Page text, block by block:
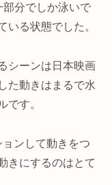
分でしか泳いで
いる状態でした。
シーンは日本映画
た動きはまるで水
です。
ンして動きをつ
きにするのはとて